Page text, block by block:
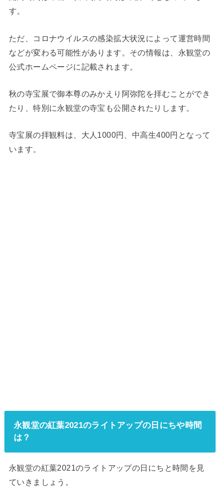
す。
ただ、コロナウイルスの感染拡大状況によって運営時間
などが変わる可能性があります。その情報は、永観堂の
公式ホームページに記載されます。
秋の寺宝展で御本尊のみかえり阿弥陀を拝むことができ
たり、特別に永観堂の寺宝も公開されたりします。
寺宝展の拝観料は、大人1000円、中高生400円となって
います。
永観堂の紅葉2021のライトアップの日にちや時間
は？
永観堂の紅葉2021のライトアップの日にちと時間を見
ていきましょう。